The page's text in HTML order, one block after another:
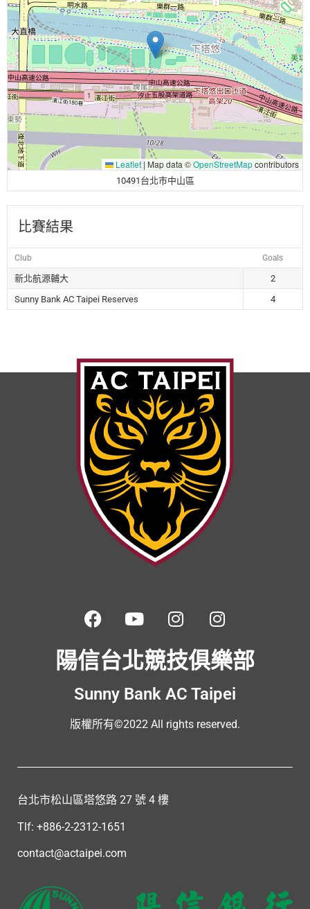
Leaflet | Map data ©OpenStreetMapcontributors
10491台北市中山區
比賽結果
Club Goals
新北航源輔大
2
Sunny Bank AC Taipei Reserves
4
陽信台北競技俱樂部
Sunny Bank AC Taipei
版權所有©2022 All rights reserved.
台北市松山區塔悠路 27 號 4 樓
Tlf: +886-2-2312-1651
contact@actaipei.com